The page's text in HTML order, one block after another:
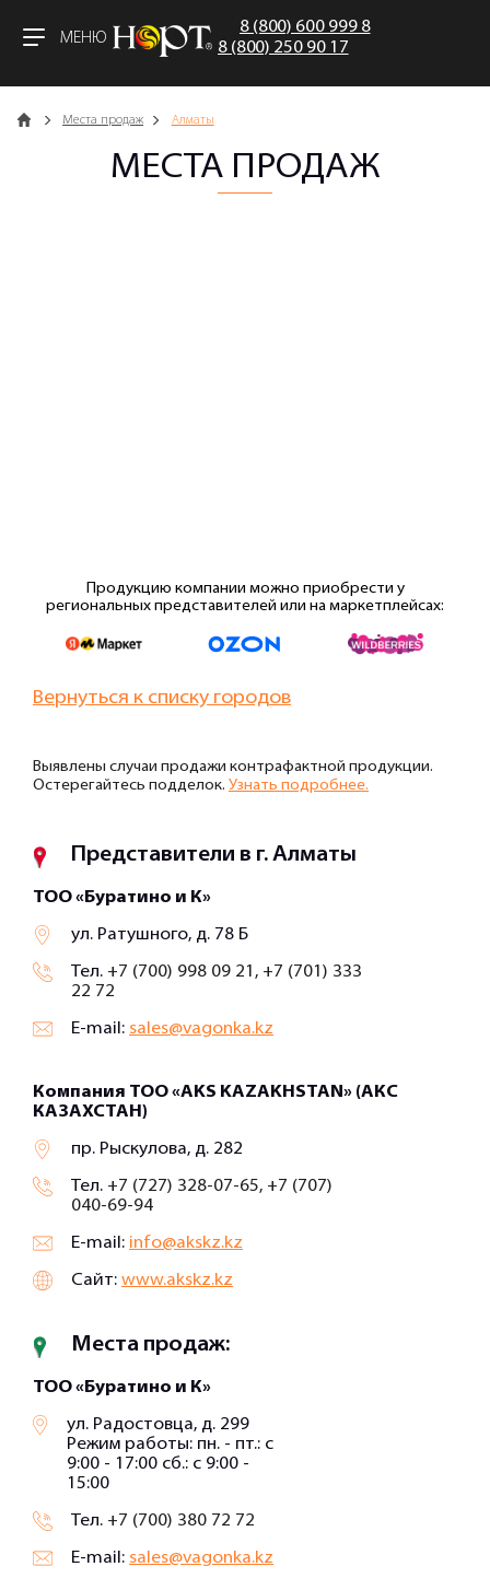
МЕНЮ
8 (800) 600 999 8
8 (800) 250 90 17
Главная Места продаж Алматы
МЕСТА ПРОДАЖ
Продукцию компании можно приобрести у
региональных представителей или на маркетплейсах:
Вернуться к списку городов
Выявлены случаи продажи контрафактной продукции.
Остерегайтесь подделок. Узнать подробнее.
Представители в г. Алматы
ТОО «Буратино и К»
ул. Ратушного, д. 78 Б
Тел. +7 (700) 998 09 21, +7 (701) 333
22 72
E-mail: sales@vagonka.kz
Компания ТОО «AKS KAZAKHSTAN» (АКС
КАЗАХСТАН)
пр. Рыскулова, д. 282
Тел. +7 (727) 328-07-65, +7 (707)
040-69-94
E-mail: info@akskz.kz
Сайт: www.akskz.kz
Места продаж:
ТОО «Буратино и К»
ул. Радостовца, д. 299
Режим работы: пн. - пт.: с
9:00 - 17:00 сб.: с 9:00 -
15:00
Тел. +7 (700) 380 72 72
E-mail: sales@vagonka.kz